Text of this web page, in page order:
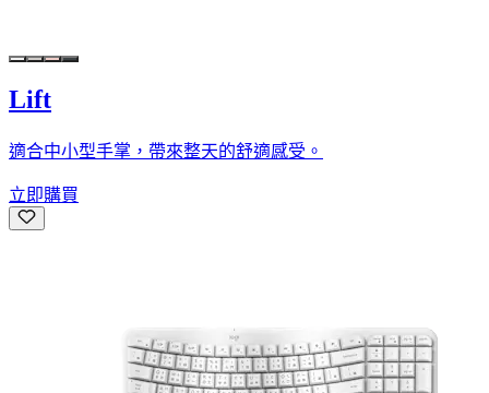
Lift
適合中小型手掌，帶來整天的舒適感受。
立即購買